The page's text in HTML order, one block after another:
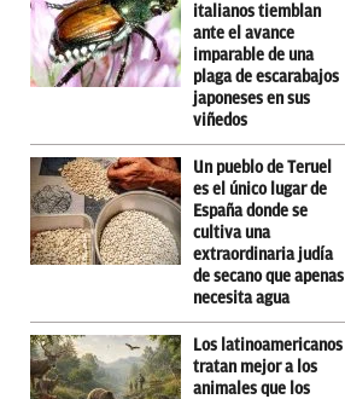
italianos tiemblan
ante el avance
imparable de una
plaga de escarabajos
japoneses en sus
viñedos
Un pueblo de Teruel
es el único lugar de
España donde se
cultiva una
extraordinaria judía
de secano que apenas
necesita agua
Los latinoamericanos
tratan mejor a los
animales que los